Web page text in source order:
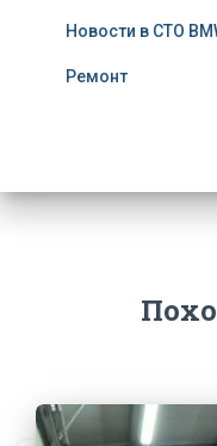
Новости в СТО
Ремонт